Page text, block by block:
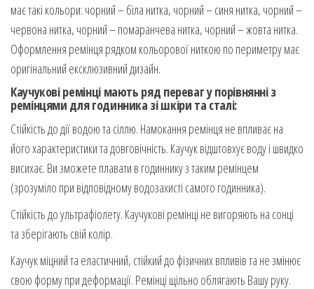
має такі кольори: чорний – біла нитка, чорний – синя нитка, чорний –
червона нитка, чорний – помаранчева нитка, чорний – жовта нитка.
Оформлення ремінця рядком кольорової ниткою по периметру має
оригінальний ексклюзивний дизайн.
Каучукові ремінці мають ряд переваг у порівнянні з
ремінцями для годинника зі шкіри та сталі:
Стійкість до дії водою та сіллю. Намокання ремінця не впливає на
його характеристики та довговічність. Каучук відштовхує воду і швидко
висихає. Ви зможете плавати в годиннику з таким ремінцем
(зрозуміло при відповідному водозахисті самого годинника).
Стійкість до ультрафіолету. Каучукові ремінці не вигоряють на сонці
та зберігають свій колір.
Каучук міцний та еластичний, стійкий до фізичних впливів та не змінює
свою форму при деформації. Ремінці щільно облягають Вашу руку.